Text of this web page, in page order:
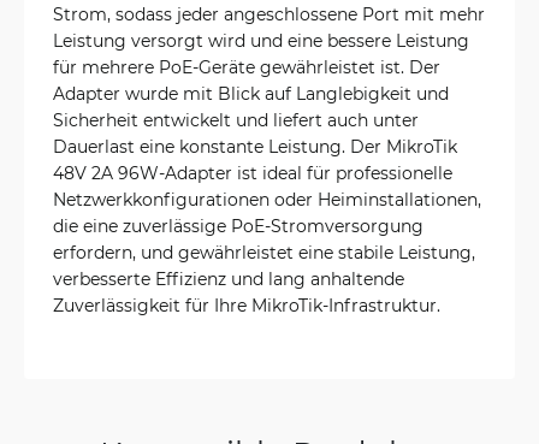
Strom, sodass jeder angeschlossene Port mit mehr
Leistung versorgt wird und eine bessere Leistung
für mehrere PoE-Geräte gewährleistet ist. Der
Adapter wurde mit Blick auf Langlebigkeit und
Sicherheit entwickelt und liefert auch unter
Dauerlast eine konstante Leistung. Der MikroTik
48V 2A 96W-Adapter ist ideal für professionelle
Netzwerkkonfigurationen oder Heiminstallationen,
die eine zuverlässige PoE-Stromversorgung
erfordern, und gewährleistet eine stabile Leistung,
verbesserte Effizienz und lang anhaltende
Zuverlässigkeit für Ihre MikroTik-Infrastruktur.